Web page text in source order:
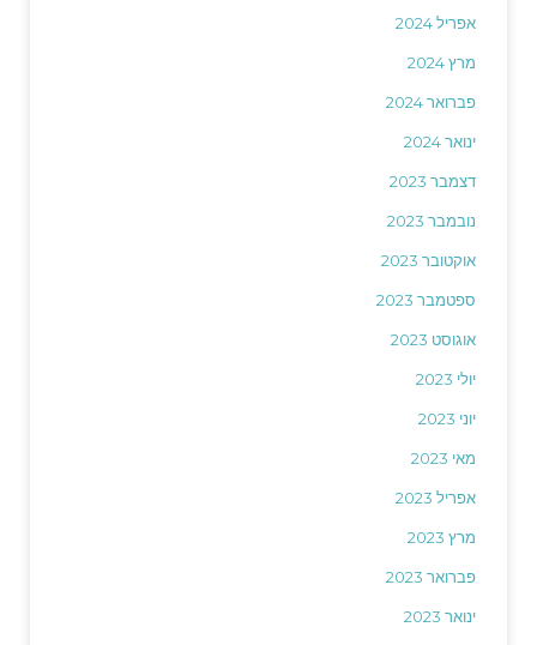
אפריל 2024
מרץ 2024
פברואר 2024
ינואר 2024
דצמבר 2023
נובמבר 2023
אוקטובר 2023
ספטמבר 2023
אוגוסט 2023
יולי 2023
יוני 2023
מאי 2023
אפריל 2023
מרץ 2023
פברואר 2023
ינואר 2023